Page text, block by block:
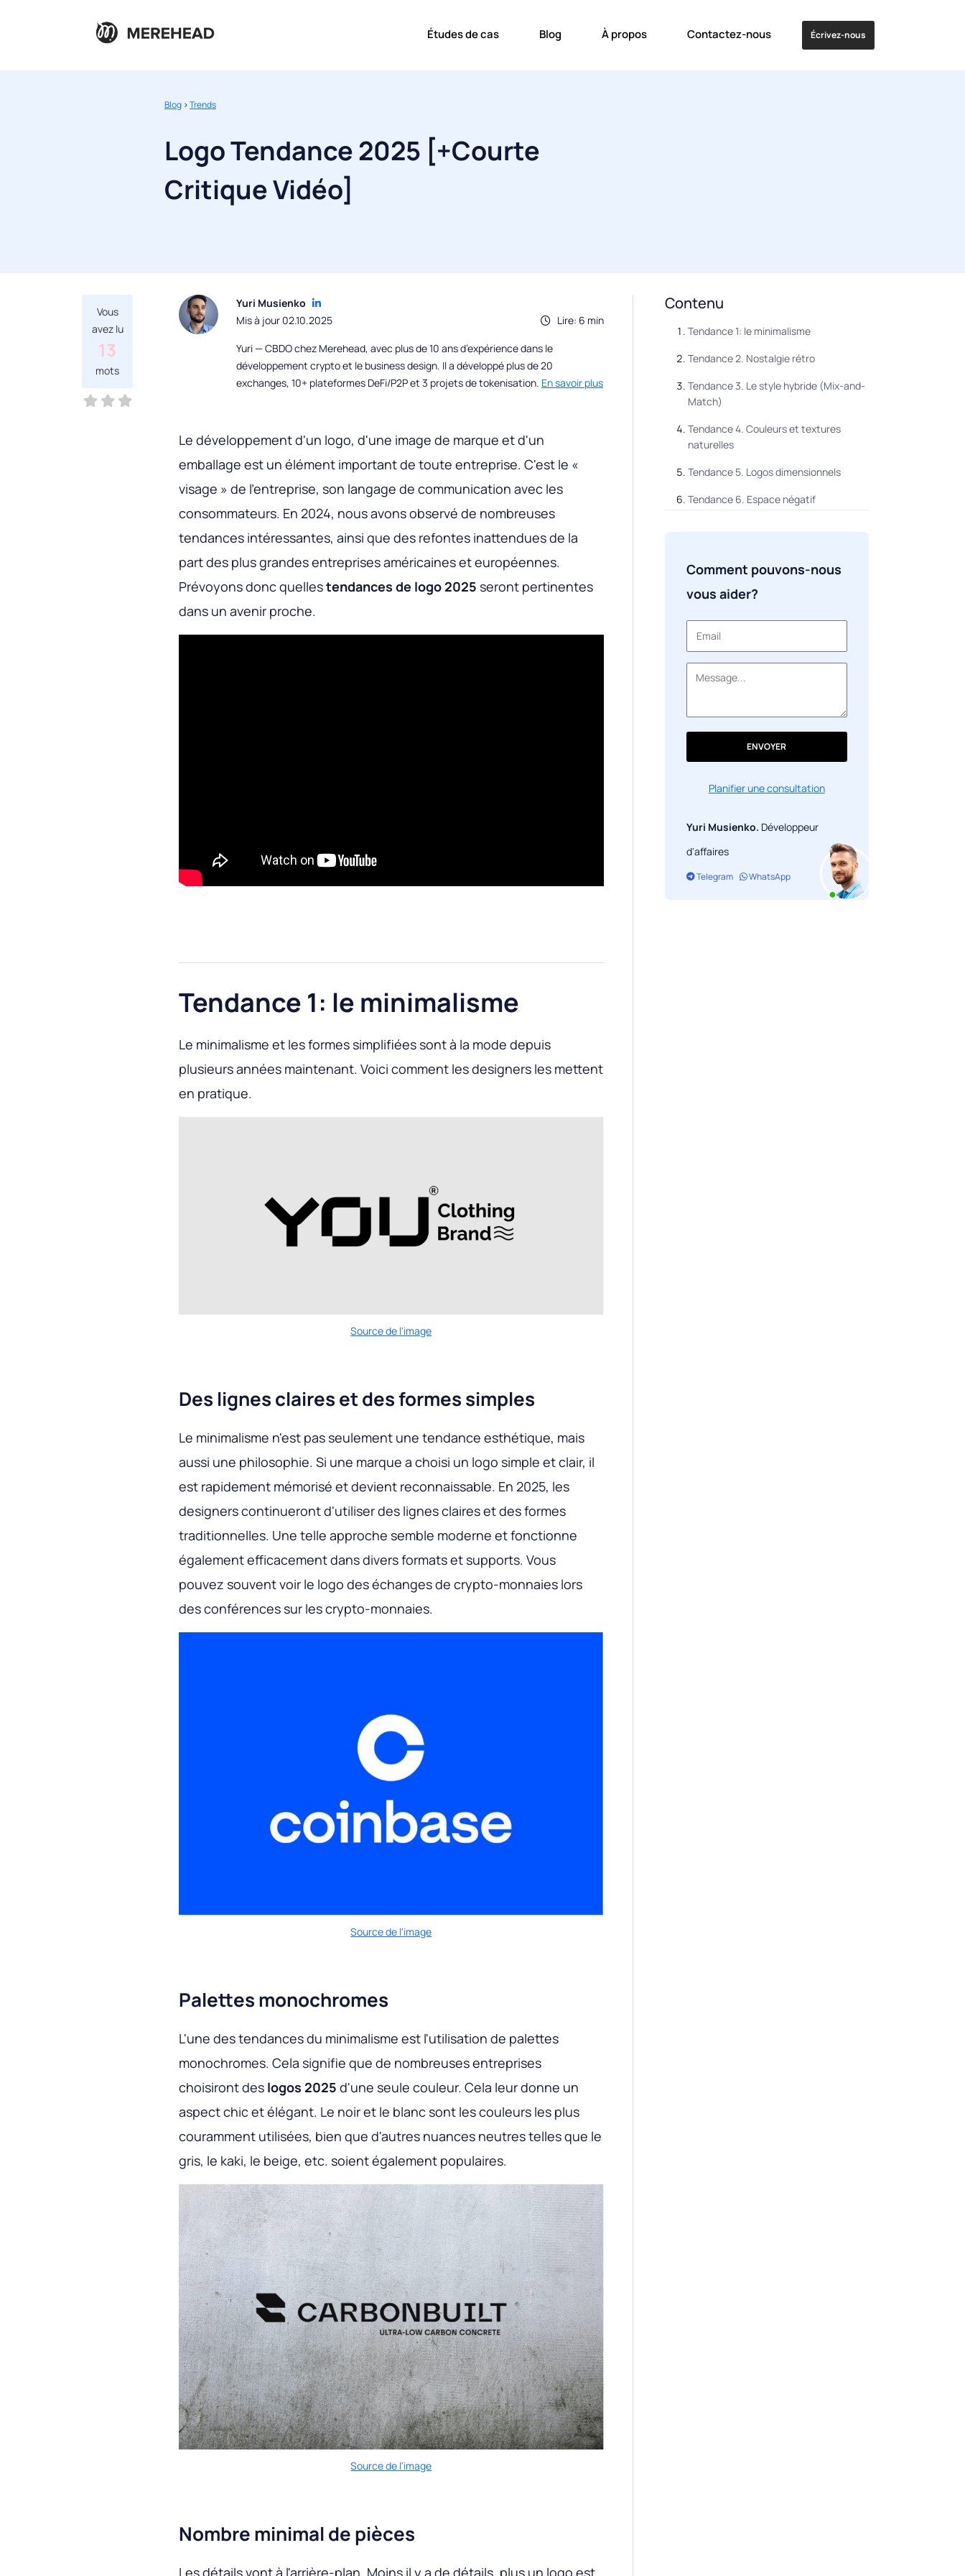
Études de cas Blog À propos Contactez-nous Écrivez-nous
Blog >Trends
Logo Tendance 2025 [+Courte
Critique Vidéo]
Vous
avez lu
13
mots
Yuri Musienko
Lire: 6 min
Mis à jour 02.10.2025
Yuri — CBDO chez Merehead, avec plus de 10 ans d’expérience dans le
développement crypto et le business design. Il a développé plus de 20
exchanges, 10+ plateformes DeFi/P2P et 3 projets de tokenisation. En savoir plus
Le développement d'un logo, d'une image de marque et d'un
emballage est un élément important de toute entreprise. C'est le «
visage » de l'entreprise, son langage de communication avec les
consommateurs. En 2024, nous avons observé de nombreuses
tendances intéressantes, ainsi que des refontes inattendues de la
part des plus grandes entreprises américaines et européennes.
Prévoyons donc quellestendances de logo 2025 seront pertinentes
dans un avenir proche.
Tendance 1: le minimalisme
Le minimalisme et les formes simplifiées sont à la mode depuis
plusieurs années maintenant. Voici comment les designers les mettent
en pratique.
Source de l'image
Des lignes claires et des formes simples
Le minimalisme n'est pas seulement une tendance esthétique, mais
aussi une philosophie. Si une marque a choisi un logo simple et clair, il
est rapidement mémorisé et devient reconnaissable. En 2025, les
designers continueront d'utiliser des lignes claires et des formes
traditionnelles. Une telle approche semble moderne et fonctionne
également efficacement dans divers formats et supports. Vous
pouvez souvent voir le logo des échanges de crypto-monnaies lors
des conférences sur les crypto-monnaies.
Source de l'image
Palettes monochromes
L'une des tendances du minimalisme est l'utilisation de palettes
monochromes. Cela signifie que de nombreuses entreprises
choisiront des logos 2025 d'une seule couleur. Cela leur donne un
aspect chic et élégant. Le noir et le blanc sont les couleurs les plus
couramment utilisées, bien que d'autres nuances neutres telles que le
gris, le kaki, le beige, etc. soient également populaires.
Source de l'image
Nombre minimal de pièces
Contenu
Tendance 1: le minimalisme
Tendance 2. Nostalgie rétro
Tendance 3. Le style hybride (Mix-and-
Match)
Tendance 4. Couleurs et textures
naturelles
Tendance 5. Logos dimensionnels
Tendance 6. Espace négatif
expérimentale
Tendance 9. Couleurs vives
Tendance 11. Le bonheur avant tout
Tendance 12. Repenser l'IA
Résultat
Comment pouvons-nous
vous aider?
ENVOYER
Planifier une consultation
Yuri Musienko. Développeur
d'affaires
Telegram WhatsApp